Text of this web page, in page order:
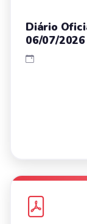
Diário
06/07/2026